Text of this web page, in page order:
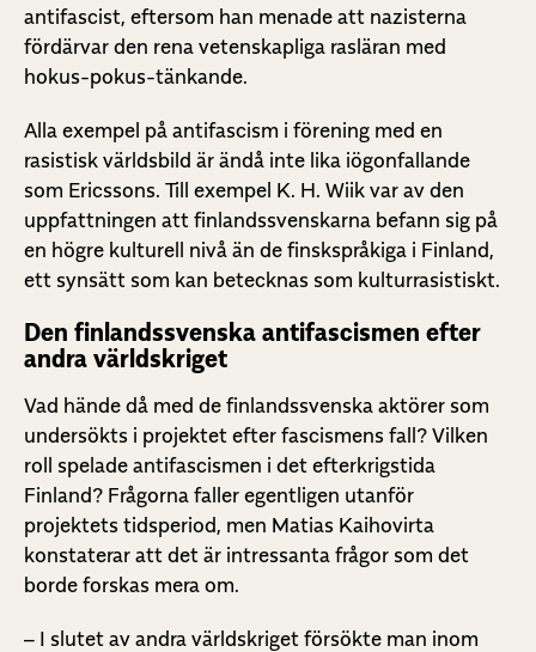
antifascist, eftersom han menade att nazisterna
fördärvar den rena vetenskapliga rasläran med
hokus-pokus-tänkande.
Alla exempel på antifascism i förening med en
rasistisk världsbild är ändå inte lika iögonfallande
som Ericssons. Till exempel K. H. Wiik var av den
uppfattningen att finlandssvenskarna befann sig på
en högre kulturell nivå än de finskspråkiga i Finland,
ett synsätt som kan betecknas som kulturrasistiskt.
Den finlandssvenska antifascismen efter
andra världskriget
Vad hände då med de finlandssvenska aktörer som
undersökts i projektet efter fascismens fall? Vilken
roll spelade antifascismen i det efterkrigstida
Finland? Frågorna faller egentligen utanför
projektets tidsperiod, men Matias Kaihovirta
konstaterar att det är intressanta frågor som det
borde forskas mera om.
– I slutet av andra världskriget försökte man inom